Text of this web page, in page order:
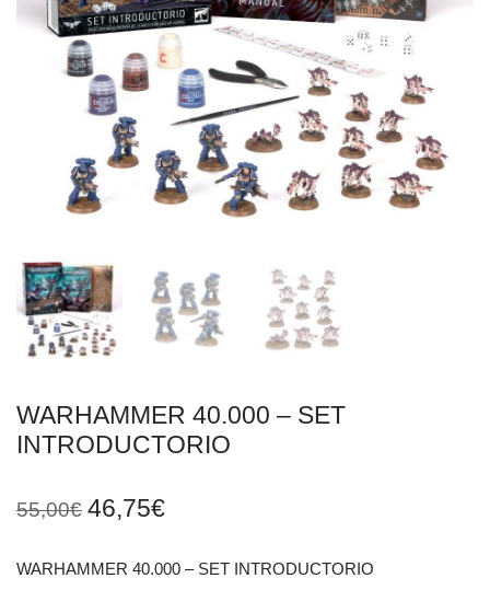
WARHAMMER 40.000 – SET
INTRODUCTORIO
55,00€ 46,75€
WARHAMMER 40.000 – SET INTRODUCTORIO